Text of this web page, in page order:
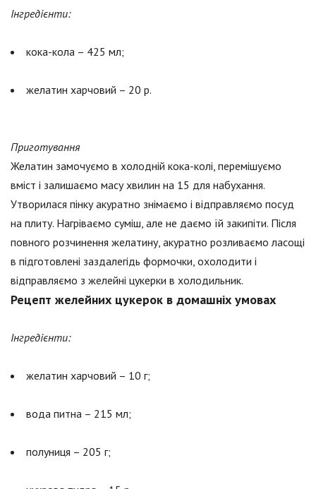
Інгредієнти:
кока-кола – 425 мл;
желатин харчовий – 20 р.
Приготування
Желатин замочуємо в холодній кока-колі, перемішуємо
вміст і залишаємо масу хвилин на 15 для набухання.
Утворилася пінку акуратно знімаємо і відправляємо посуд
на плиту. Нагріваємо суміш, але не даємо їй закипіти. Після
повного розчинення желатину, акуратно розливаємо ласощі
в підготовлені заздалегідь формочки, охолодити і
відправляємо з желейні цукерки в холодильник.
Рецепт желейних цукерок в домашніх умовах
Інгредієнти:
желатин харчовий – 10 г;
вода питна – 215 мл;
полуниця – 205 г;